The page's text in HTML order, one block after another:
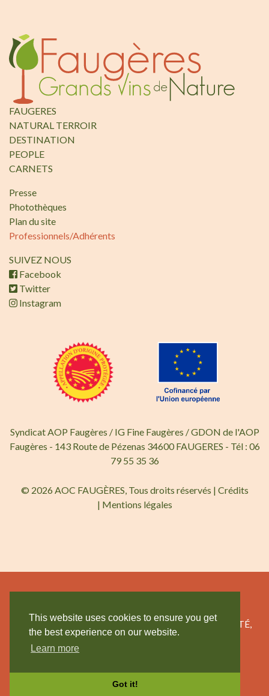
This website uses cookies to ensure you get
the best experience on our website.
Learn more
Got it!
FAUGERES
NATURAL TERROIR
DESTINATION
PEOPLE
CARNETS
Presse
Photothèques
Plan du site
Professionnels/Adhérents
SUIVEZ NOUS
Facebook
Twitter
Instagram
Syndicat AOP Faugères / IG Fine Faugères / GDON de l'AOP
Faugères - 143 Route de Pézenas 34600 FAUGERES - Tél : 06
79 55 35 36
© 2026 AOC FAUGÈRES, Tous droits réservés | Crédits
| Mentions légales
L’ABUS D’ALCOOL EST DANGEREUX POUR LA SANTÉ,
CONSOMMEZ AVEC MODÉRATION.